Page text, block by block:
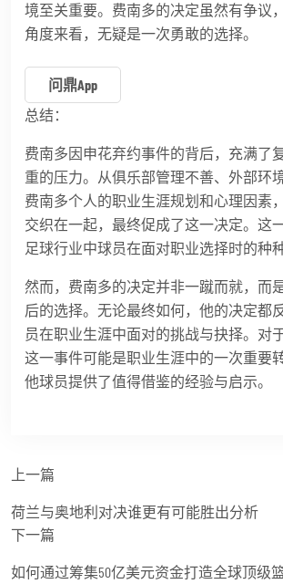
境至关重要。费南多的决定虽然有争议
角度来看，无疑是一次勇敢的选择。
问鼎app
总结：
费南多因申花弃约事件的背后，充满了
重的压力。从俱乐部管理不善、外部环
费南多个人的职业生涯规划和心理因素
交织在一起，最终促成了这一决定。这
足球行业中球员在面对职业选择时的种
然而，费南多的决定并非一蹴而就，而
后的选择。无论最终如何，他的决定都
员在职业生涯中面对的挑战与抉择。对
这一事件可能是职业生涯中的一次重要
他球员提供了值得借鉴的经验与启示。
上一篇
荷兰与奥地利对决谁更有可能胜出分析
下一篇
如何通过筹集50亿美元资金打造全球顶级